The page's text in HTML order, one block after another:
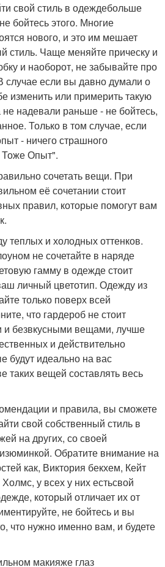
свой стиль в одеждебольше
бойтесь этого. Многие
нового, и это им мешает
стиль. Чаще меняйте прическу и
и наоборот, не забывайте про
если вы давно думали о
изменить или примерить такую
надевали раньше - не бойтесь,
Только в том случае, если
- ничего страшного
Опыт".
сочетать вещи. При
её сочетании стоит
правил, которые помогут вам
теплых и холодных оттенков.
не сочетайте в наряде
гамму в одежде стоит
личный цветотип. Одежду из
только поверх всей
что гардероб не стоит
безвкусными вещами, лучше
и действительно
будут идеально на вас
таких вещей составлять весь
и правила, вы сможете
свой собственный стиль в
на других, со своей
Обратите внимание на
как, Виктория бекхем, Кейт
у всех у них естьсвой
который отличает их от
не бойтесь и вы
что нужно именно вам, и будете
макияже глаз